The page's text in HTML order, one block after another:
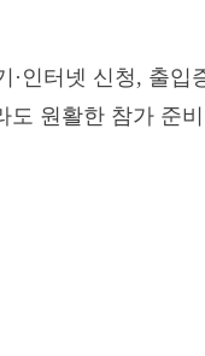
인터넷 신청, 출입
원활한 참가 준